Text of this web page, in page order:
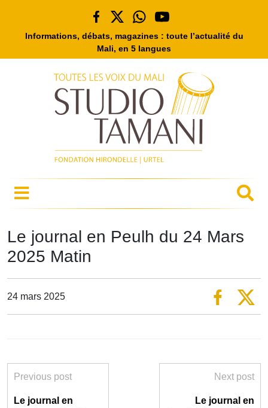
Informations, débats, magazines : toute l’actualité du
Mali, en 5 langues
Le journal en Peulh du 24 Mars
2025 Matin
24 mars 2025
Previous post
Le journal en
Next post
Le journal en